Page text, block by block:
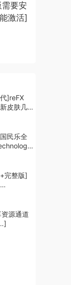
要安
激活]
]reFX
皮肤几十
程
民乐全
完整版]
源+插件
）
源通道